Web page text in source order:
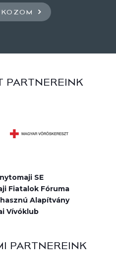
PARTNEREINK
SE
Fiatalok Fóruma
Alapítvány
Vívóklub
PARTNEREINK